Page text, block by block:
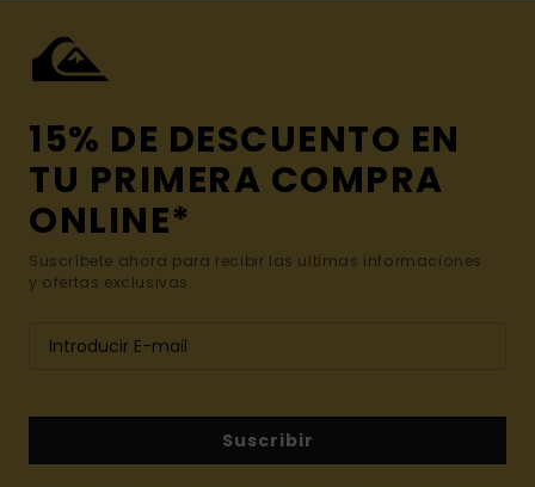
15% DE DESCUENTO EN
TU PRIMERA COMPRA
ONLINE*
Suscríbete ahora para recibir las ultimas informaciones
y ofertas exclusivas.
Suscribir